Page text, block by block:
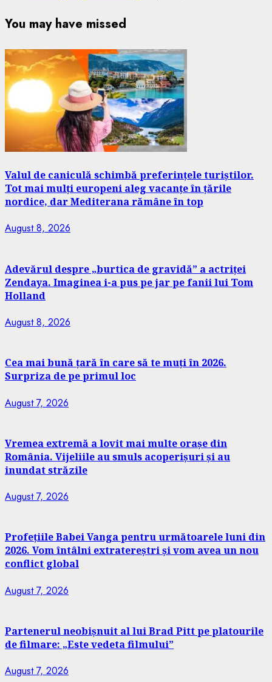
You may have missed
Valul de caniculă schimbă preferințele turiștilor.
Tot mai mulți europeni aleg vacanțe în țările
nordice, dar Mediterana rămâne în top
August 8, 2026
Adevărul despre „burtica de gravidă” a actriței
Zendaya. Imaginea i-a pus pe jar pe fanii lui Tom
Holland
August 8, 2026
Cea mai bună țară în care să te muți în 2026.
Surpriza de pe primul loc
August 7, 2026
Vremea extremă a lovit mai multe orașe din
România. Vijeliile au smuls acoperișuri și au
inundat străzile
August 7, 2026
Profețiile Babei Vanga pentru următoarele luni din
2026. Vom întâlni extratereștri și vom avea un nou
conflict global
August 7, 2026
Partenerul neobișnuit al lui Brad Pitt pe platourile
de filmare: „Este vedeta filmului”
August 7, 2026